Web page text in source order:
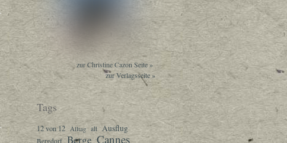
zur Christine Cazon Seite »
zur Verlagsseite »
Tags
12 von 12 Alltag alt Ausflug
Bergdorf Berge Cannes